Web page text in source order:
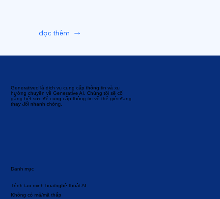
Generatived là dịch vụ cung cấp thông tin và xu
hướng chuyên về Generative AI. Chúng tôi sẽ cố
gắng hết sức để cung cấp thông tin về thế giới đang
thay đổi nhanh chóng.
Danh mục
Không có mã/mã thấp
Trình tạo minh họa/nghệ thuật AI
đọc thêm